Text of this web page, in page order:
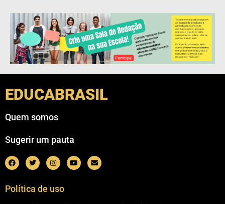
EDUCABRASIL
Quem somos
Sugerir um pauta
Política de uso